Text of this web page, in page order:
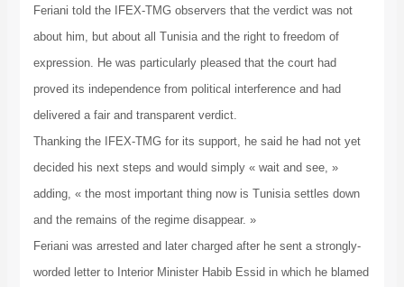
Feriani told the IFEX-TMG observers that the verdict was not
about him, but about all Tunisia and the right to freedom of
expression. He was particularly pleased that the court had
proved its independence from political interference and had
delivered a fair and transparent verdict.
Thanking the IFEX-TMG for its support, he said he had not yet
decided his next steps and would simply « wait and see, »
adding, « the most important thing now is Tunisia settles down
and the remains of the regime disappear. »
Feriani was arrested and later charged after he sent a strongly-
worded letter to Interior Minister Habib Essid in which he blamed